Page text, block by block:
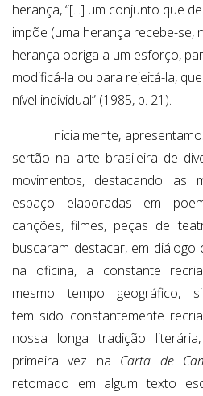
herança, “[...] um conjunto que
impõe (uma herança recebe-se,
herança obriga a um esforço,
modificá-la ou para rejeitá-la,
nível individual” (1985, p. 21).
Inicialmente,
sertão na arte brasileira de
movimentos, destacando as
espaço elaboradas em
canções, filmes, peças de
buscaram destacar, em
na oficina, a constante
mesmo tempo geográfico,
tem sido constantemente
nossa longa tradição
primeira vez na Carta de
retomado em algum texto